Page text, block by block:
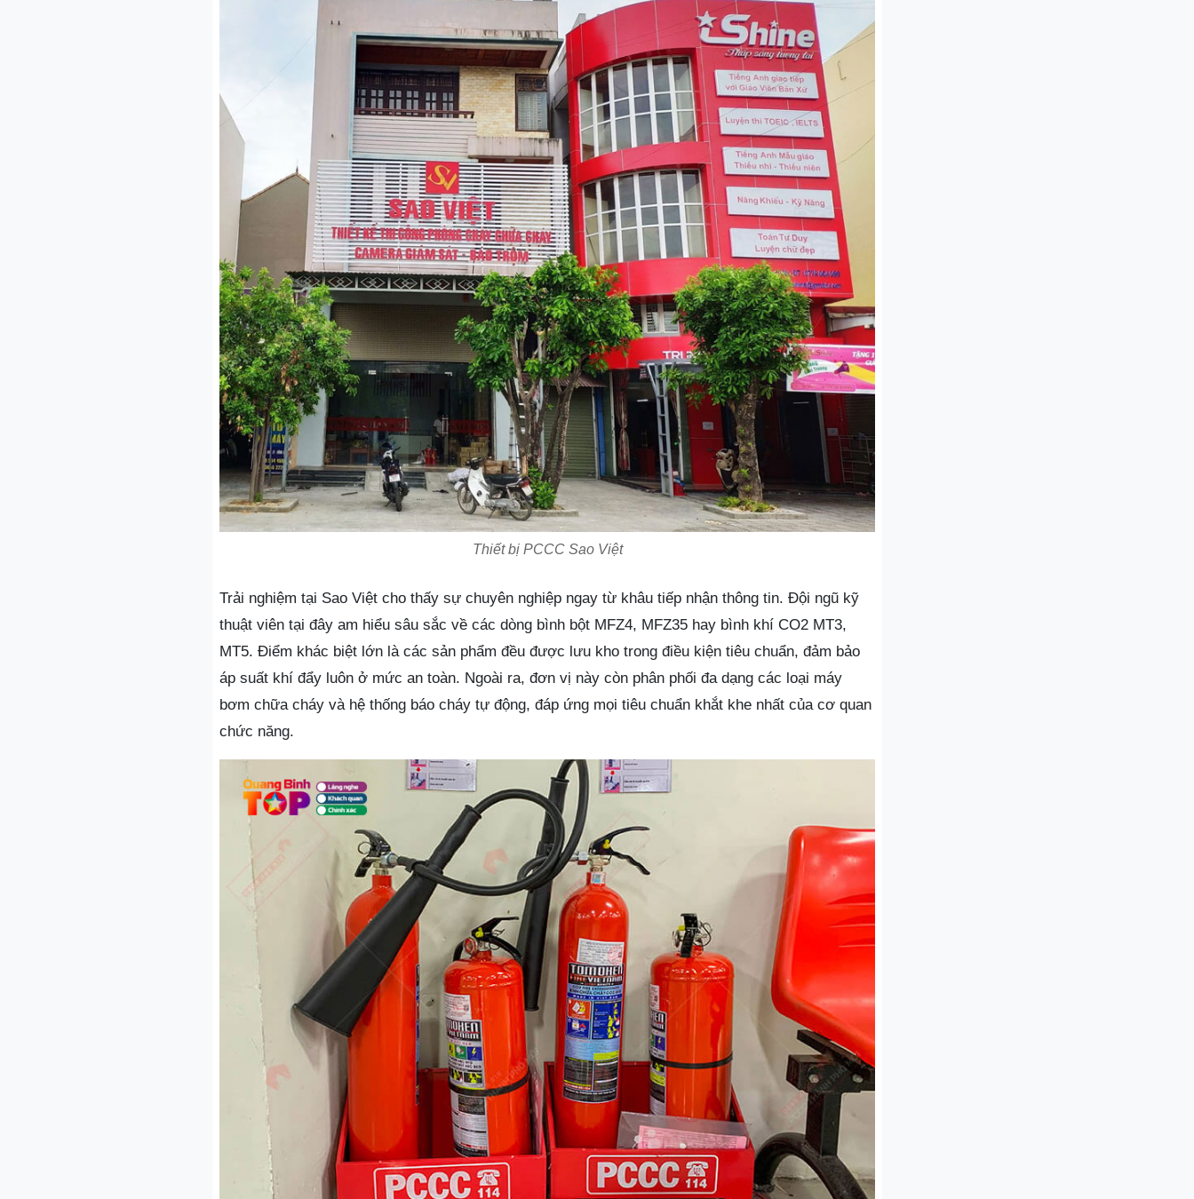
Thiết bị PCCC Sao Việt
Trải nghiệm tại Sao Việt cho thấy sự chuyên nghiệp ngay từ khâu tiếp nhận thông tin. Đội ngũ kỹ
thuật viên tại đây am hiểu sâu sắc về các dòng bình bột MFZ4, MFZ35 hay bình khí CO2 MT3,
MT5. Điểm khác biệt lớn là các sản phẩm đều được lưu kho trong điều kiện tiêu chuẩn, đảm bảo
áp suất khí đẩy luôn ở mức an toàn. Ngoài ra, đơn vị này còn phân phối đa dạng các loại máy
bơm chữa cháy và hệ thống báo cháy tự động, đáp ứng mọi tiêu chuẩn khắt khe nhất của cơ quan
chức năng.